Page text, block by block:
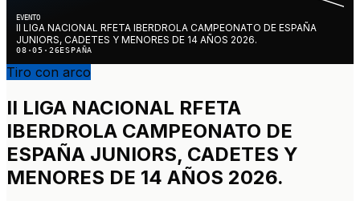
EVENTO
II LIGA NACIONAL RFETA IBERDROLA CAMPEONATO DE ESPAÑA
JUNIORS, CADETES Y MENORES DE 14 AÑOS 2026.
08·05·26ESPAÑA
Tiro con arco
II LIGA NACIONAL RFETA
IBERDROLA CAMPEONATO DE
ESPAÑA JUNIORS, CADETES Y
MENORES DE 14 AÑOS 2026.